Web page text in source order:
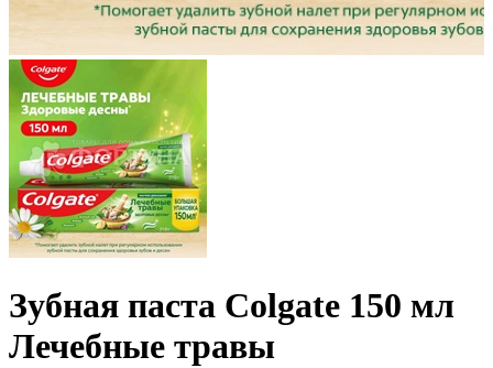
Зубная паста Colgate 150 мл
Лечебные травы